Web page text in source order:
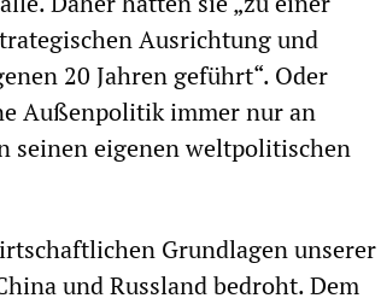
Ausrichtung und
20 Jahren geführt“. Oder
Außenpolitik immer nur an
seinen eigenen weltpolitischen
Grundlagen unserer
und Russland bedroht. Dem